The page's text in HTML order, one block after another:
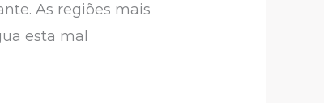
As regiões mais
esta mal